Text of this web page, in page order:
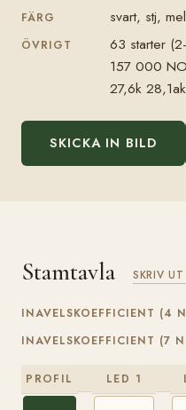
FÄRG svart, stj,
ÖVRIGT
63 starter
157 000
27,6k 28,1ak
SKICKA IN BILD
Stamtavla SKRIV
INAVELSKOEFFICIENT (4
INAVELSKOEFFICIENT (7
PROFIL LED 1